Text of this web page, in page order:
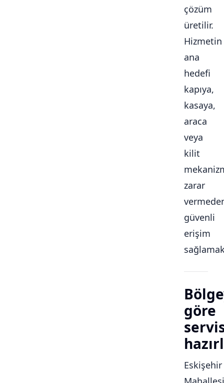
çözüm
üretilir.
Hizmetin
ana
hedefi
kapıya,
kasaya,
araca
veya
kilit
zarar
güvenli
erişim
göre
Eskişehir